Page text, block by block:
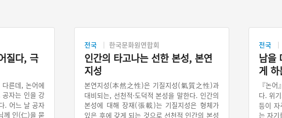
질다, 극
른데, 논어에
자는 인을 강
. 어느 날 공자
께 인(仁)을 묻
전국 한국문화원연합회
인간의 타고나는 선한 본성, 본연
지성
본연지성(本然之性)은 기질지성(氣質之性)과
대비되는, 선천적·도덕적 본성을 말한다. 인간의
본성에 대해 장재(張載)는 기질지성은 형체가
있은 후에 갖게 되는 것으로 선천적 인간의 본성
전국
남을
게
『논
다. 위
등이
는 자기